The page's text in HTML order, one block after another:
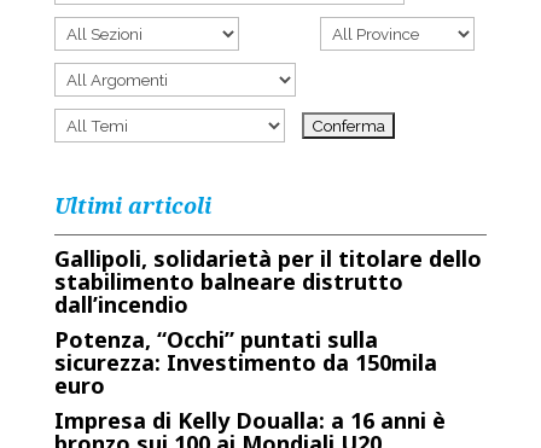
Ultimi articoli
Gallipoli, solidarietà per il titolare dello
stabilimento balneare distrutto
dall’incendio
Potenza, “Occhi” puntati sulla
sicurezza: Investimento da 150mila
euro
Impresa di Kelly Doualla: a 16 anni è